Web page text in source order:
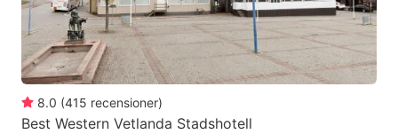
8.0 (415 recensioner)
Best Western Vetlanda Stadshotell